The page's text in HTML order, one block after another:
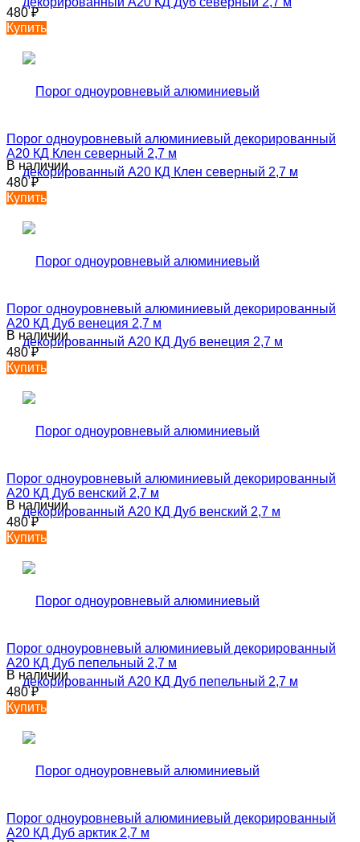
480₽
Купить
Порог одноуровневый алюминиевый декорированный
А20 КД Клен северный 2,7 м
В наличии
480₽
Купить
Порог одноуровневый алюминиевый декорированный
А20 КД Дуб венеция 2,7 м
В наличии
480₽
Купить
Порог одноуровневый алюминиевый декорированный
А20 КД Дуб венский 2,7 м
В наличии
480₽
Купить
Порог одноуровневый алюминиевый декорированный
А20 КД Дуб пепельный 2,7 м
В наличии
480₽
Купить
Порог одноуровневый алюминиевый декорированный
А20 КД Дуб арктик 2,7 м